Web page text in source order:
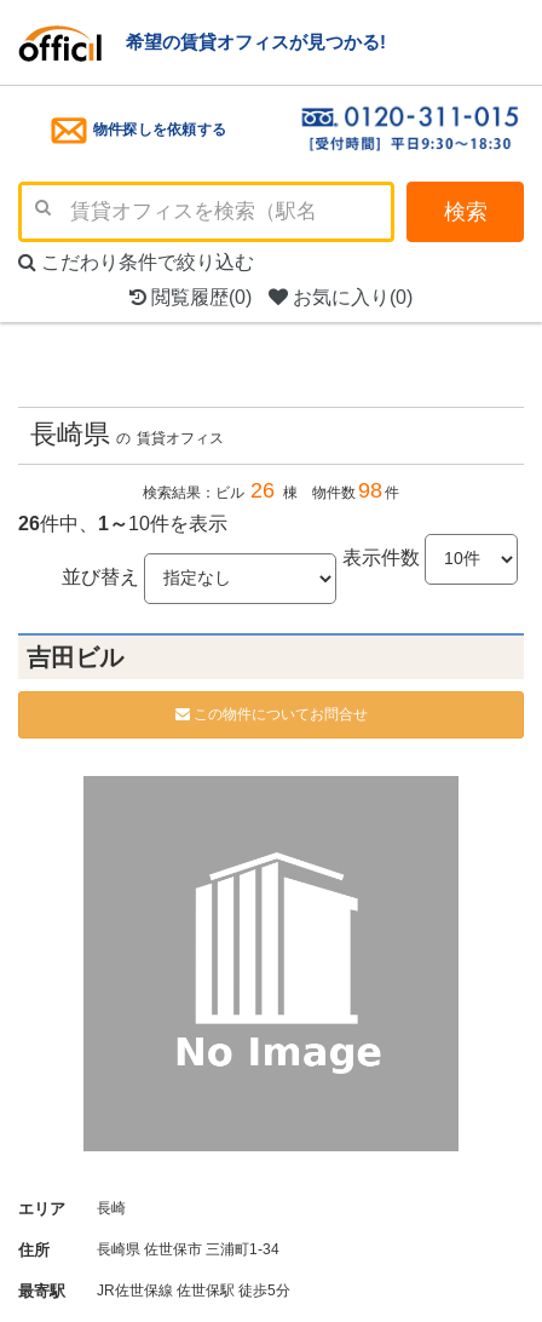
希望の賃貸オフィスが見つかる!
物件探しを依頼する
検索
こだわり条件で絞り込む
閲覧履歴(0) お気に入り (0)
長崎県 の 賃貸オフィス
検索結果：ビル 26 棟 物件数98件
26件中、 1～10件を表示
表示件数
並び替え
吉田ビル
この物件についてお問合せ
エリア 長崎
住所 長崎県 佐世保市 三浦町1-34
最寄駅 JR佐世保線 佐世保駅 徒歩5分